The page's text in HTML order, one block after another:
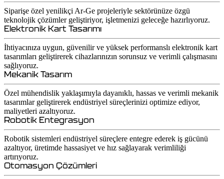
Siparişe özel yenilikçi Ar-Ge projeleriyle sektörünüze özgü
teknolojik çözümler geliştiriyor, işletmenizi geleceğe hazırlıyoruz.
Elektronik Kart Tasarımı
İhtiyacınıza uygun, güvenilir ve yüksek performanslı elektronik kart
tasarımları geliştirerek cihazlarınızın sorunsuz ve verimli çalışmasını
sağlıyoruz.
Mekanik Tasarım
Özel mühendislik yaklaşımıyla dayanıklı, hassas ve verimli mekanik
tasarımlar geliştirerek endüstriyel süreçlerinizi optimize ediyor,
maliyetleri azaltıyoruz.
Robotik Entegrasyon
Robotik sistemleri endüstriyel süreçlere entegre ederek iş gücünü
azaltıyor, üretimde hassasiyet ve hız sağlayarak verimliliği
artırıyoruz.
Otomasyon Çözümleri